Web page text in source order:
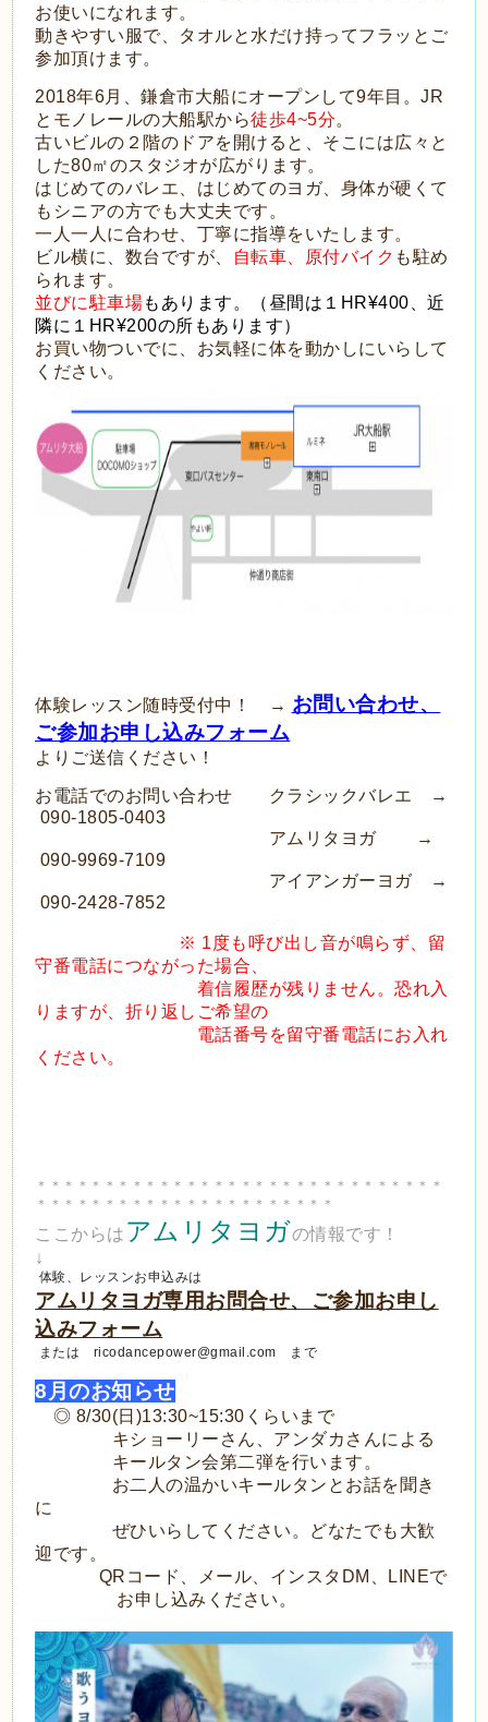
お使いになれます。
動きやすい服で、タオルと水だけ持ってフラッとご
参加頂けます。
2018年6月、鎌倉市大船にオープンして9年目。JR
とモノレールの大船駅から徒歩4~5分。
古いビルの２階のドアを開けると、そこには広々と
した80㎡のスタジオが広がります。
はじめてのバレエ、はじめてのヨガ、身体が硬くて
もシニアの方でも大丈夫です。
一人一人に合わせ、丁寧に指導をいたします。
ビル横に、数台ですが、
自転車、原付バイク も駐め
られます。
並びに駐車場もあります。（昼間は１HR¥400、近
隣に１HR¥200の所もあります）
お買い物ついでに、お気軽に体を動かしにいらして
ください。
体験レッスン随時受付中！ → お問い合わせ、
ご参加お申し込みフォーム
よりご送信ください！
お電話でのお問い合わせ クラシックバレエ →
090-1805-0403
アムリタヨガ →
090-9969-7109
アイアンガーヨガ →
090-2428-7852
※ 1度も呼び出し音が鳴らず、留
守番電話につながった場合、
着信履歴が残りません。恐れ入
りますが、折り返しご希望の
電話番号を留守番電話にお入れ
ください。
＊＊＊＊＊＊＊＊＊＊＊＊＊＊＊＊＊＊＊＊＊＊＊＊＊＊＊＊＊＊
＊＊＊＊＊＊＊＊＊＊＊＊＊＊＊＊＊＊＊＊＊＊
ここからは アムリタヨガの情報です！
↓
体験、レッスンお申込みは
アムリタヨガ専用お問合せ、ご参加お申し
込みフォーム
または ricodancepower@gmail.com まで
8月のお知らせ
◎ 8/30(日)13:30~15:30くらいまで
キショーリーさん、アンダカさんによる
キールタン会第二弾を行います。
お二人の温かいキールタンとお話を聞き
に
ぜひいらしてください。どなたでも大歓
迎です。
QRコード、メール、インスタDM、LINEで
お申し込みください。